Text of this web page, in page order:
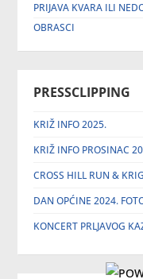
PRIJAVA KVARA ILI
OBRASCI
PRESSCLIPPING
KRIŽ INFO 2025.
KRIŽ INFO PROSINAC
CROSS HILL RUN &
DAN OPĆINE 2024.
KONCERT PRLJAVOG